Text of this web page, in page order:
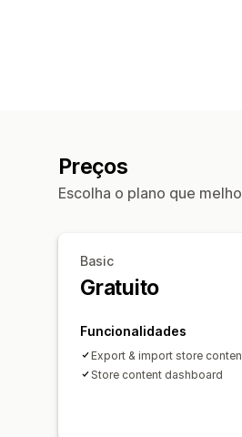
Preços
Escolha o plano que
Basic
Gratuito
Funcionalidades
Export & import store
Store content dashboard